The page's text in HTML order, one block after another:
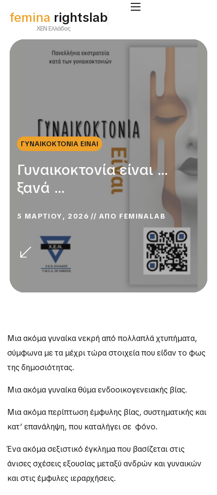
femina rightslab
ΧΕΝ Ελλάδος
ΓΥΝΑΙΚΟΚΤΟΝΙΑ ΕΙΝΑΙ
Γυναικοκτονία είναι …
ξανά …
5 ΜΑΡΤΙΟΥ, 2026 ΑΠΟ FEMINALAB
Μια ακόμα γυναίκα νεκρή από πολλαπλά χτυπήματα,
σύμφωνα με τα μέχρι τώρα στοιχεία που είδαν το φως
της δημοσιότητας.
Μια ακόμα γυναίκα θύμα ενδοοικογενειακής βίας.
Μια ακόμα περίπτωση έμφυλης βίας, συστηματικής και
κατ’ επανάληψη, που καταλήγει σε φόνο.
Ένα ακόμα σεξιστικό έγκλημα που βασίζεται στις
άνισες σχέσεις εξουσίας μεταξύ ανδρών και γυναικών
και στις έμφυλες ιεραρχήσεις.